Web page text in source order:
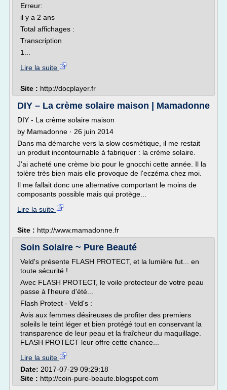
Erreur:
il y a 2 ans
Total affichages :
Transcription
1...
Lire la suite
Site : http://docplayer.fr
DIY – La crème solaire maison | Mamadonne
DIY - La crème solaire maison
by Mamadonne · 26 juin 2014
Dans ma démarche vers la slow cosmétique, il me restait
un produit incontournable à fabriquer : la crème solaire.
J'ai acheté une crème bio pour le gnocchi cette année. Il la
tolère très bien mais elle provoque de l'eczéma chez moi.
Il me fallait donc une alternative comportant le moins de
composants possible mais qui protège...
Lire la suite
Site : http://www.mamadonne.fr
Soin Solaire ~ Pure Beauté
Veld's présente FLASH PROTECT, et la lumière fut... en
toute sécurité !
Avec FLASH PROTECT, le voile protecteur de votre peau
passe à l'heure d'été...
Flash Protect - Veld's :
Avis aux femmes désireuses de profiter des premiers
soleils le teint léger et bien protégé tout en conservant la
transparence de leur peau et la fraîcheur du maquillage.
FLASH PROTECT leur offre cette chance...
Lire la suite
Date: 2017-07-29 09:29:18
Site : http://coin-pure-beaute.blogspot.com